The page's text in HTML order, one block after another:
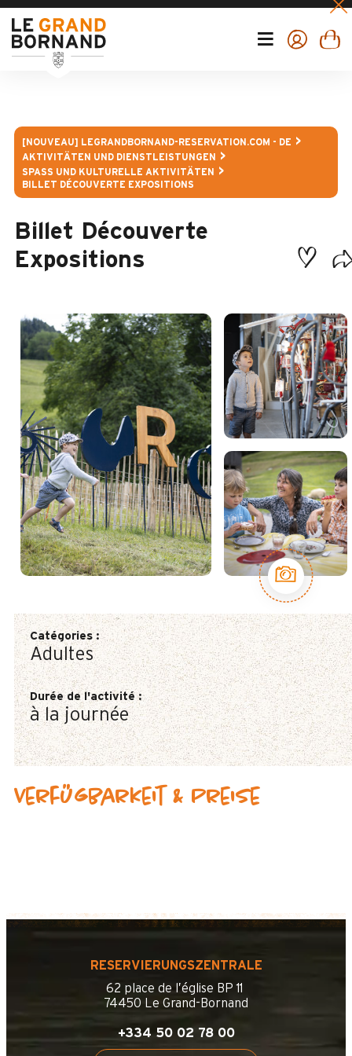
[NOUVEAU] LEGRANDBORNAND-RESERVATION.COM - DE
AKTIVITÄTEN UND DIENSTLEISTUNGEN
SPASS UND KULTURELLE AKTIVITÄTEN
BILLET DÉCOUVERTE EXPOSITIONS
Billet Découverte
Expositions
Catégories:
Adultes
Durée de l'activité:
à la journée
Verfügbarkeit & Preise
RESERVIERUNGSZENTRALE
62 place de l’église BP 11
74450 Le Grand-Bornand
+334 50 02 78 00